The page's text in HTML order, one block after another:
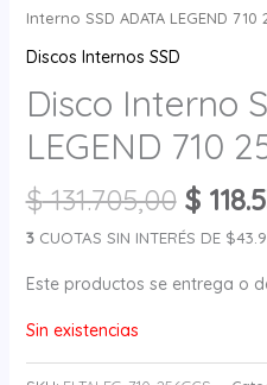
Interno SSD ADATA LEGEND 710
Discos Internos SSD
Disco Interno
LEGEND 710
$131.705,00 $
3CUOTAS SIN INTERÉS DE
Este productos se entrega o
Sin existencias